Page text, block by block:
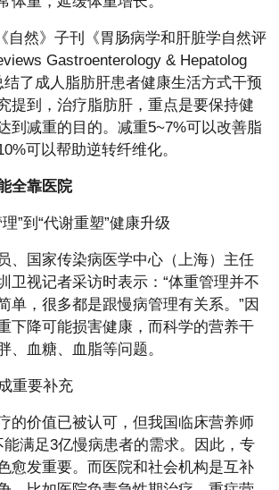
自然》子刊《胃肠病学和肝脏学自然评
Gastroenterology & Hepatolog
了成人脂肪肝患者健康生活方式干预
提到，治疗脂肪肝，重点是要保持健
到减重的目的。减重5~7%可以改善脂
可以帮助逆转纤维化。
全靠医院
”到“代谢重塑”健康升级
、国家传染病医学中心（上海）主任
卫视记者采访时表示：“体重管理并不
单，很多都是跟慢病管理有关系。”因
下降可能损害健康，而科学的营养干
、血糖、血脂等问题。
重要补充
的价值已被认可，但我国临床营养师
满足3亿慢病患者的需求。因此，专
愈发重要。而医院和社会机构是互补